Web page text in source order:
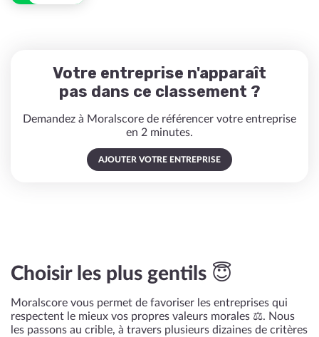
Votre entreprise n'apparaît
pas dans ce classement ?
Demandez à Moralscore de référencer votre entreprise
en 2 minutes.
AJOUTER VOTRE ENTREPRISE
Choisir les plus gentils 😇
Moralscore vous permet de favoriser les entreprises qui
respectent le mieux vos propres valeurs morales ⚖️. Nous
les passons au crible, à travers plusieurs dizaines de critères